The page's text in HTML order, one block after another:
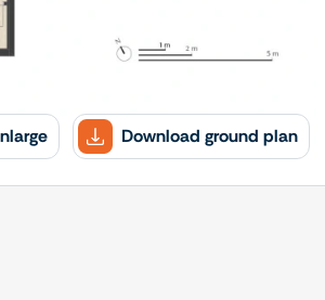
Download ground plan